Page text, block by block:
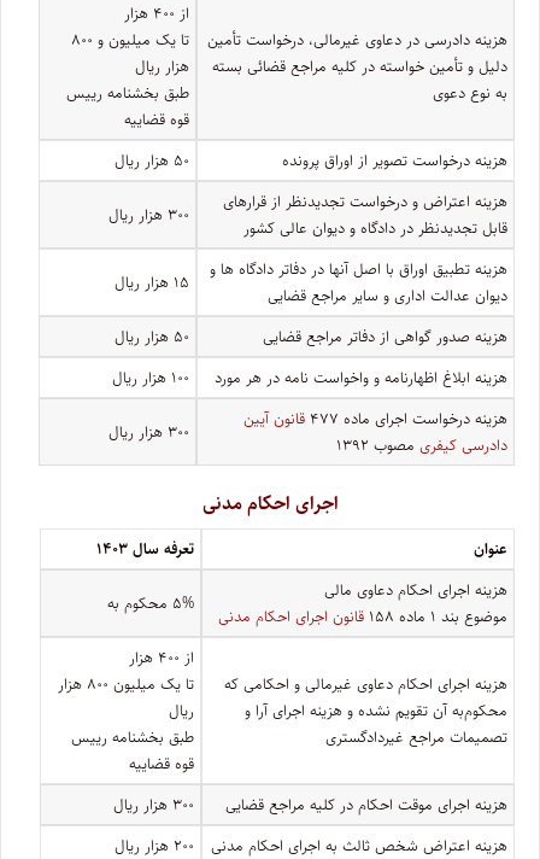
هزینه دادرسی در دعاوی غیرمالی، درخواست تأمین
دلیل و تأمین خواسته در کلیه مراجع قضائی بسته
به نوع دعوی
از ۴۰۰ هزار
تا یک میلیون و ۸۰۰
هزار ریال
طبق بخشنامه رییس
قوه قضاییه
هزینه درخواست تصویر از اوراق پرونده
۵۰ هزار ریال
هزینه اعتراض و درخواست تجدیدنظر از قرارهای
قابل تجدیدنظر در دادگاه و دیوان عالی کشور
۳۰۰ هزار ریال
هزینه تطبیق اوراق با اصل آنها در دفاتر دادگاه ها و
دیوان عدالت اداری و سایر مراجع قضایی
۱۵ هزار ریال
هزینه صدور گواهی از دفاتر مراجع قضایی
۵۰ هزار ریال
هزینه ابلاغ اظهارنامه و واخواست نامه در هر مورد
۱۰۰ هزار ریال
هزینه درخواست اجرای ماده ۴۷۷
قانون آیین
دادرسی کیفری مصوب ۱۳۹۲
۳۰۰ هزار ریال
اجرای احکام مدنی
عنوان
تعرفه سال ۱۴۰۳
هزینه اجرای احکام دعاوی مالی
موضوع بند ۱ ماده ۱۵۸
قانون اجرای احکام مدنی
۵% محکوم به
هزینه اجرای احکام دعاوی غیرمالی و احکامی که
محکوم‌به آن تقویم نشده و هزینه اجرای آرا و
تصمیمات مراجع غیردادگستری
از ۴۰۰ هزار
تا یک میلیون ۸۰۰ هزار
ریال
طبق بخشنامه رییس
قوه قضاییه
هزینه اجرای موقت احکام در کلیه مراجع قضایی
۳۰۰ هزار ریال
هزینه اعتراض شخص ثالث به اجرای احکام مدنی
۲۰۰ هزار ریال